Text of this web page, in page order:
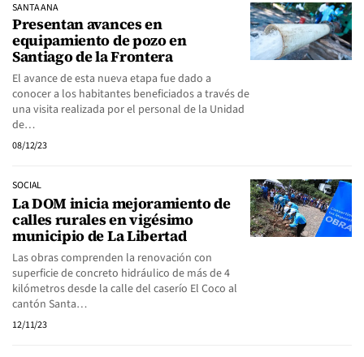
SANTA ANA
Presentan avances en
equipamiento de pozo en
Santiago de la Frontera
El avance de esta nueva etapa fue dado a
conocer a los habitantes beneficiados a través de
una visita realizada por el personal de la Unidad
de…
08/12/23
SOCIAL
La DOM inicia mejoramiento de
calles rurales en vigésimo
municipio de La Libertad
Las obras comprenden la renovación con
superficie de concreto hidráulico de más de 4
kilómetros desde la calle del caserío El Coco al
cantón Santa…
12/11/23